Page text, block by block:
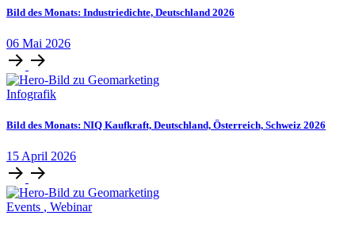
Bild des Monats: Industriedichte, Deutschland 2026
06 Mai 2026
Infografik
Bild des Monats: NIQ Kaufkraft, Deutschland, Österreich, Schweiz 2026
15April 2026
Events , Webinar